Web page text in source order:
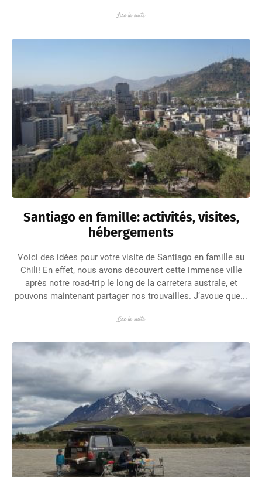
Lire la suite
Santiago en famille: activités, visites,
hébergements
Voici des idées pour votre visite de Santiago en famille au
Chili! En effet, nous avons découvert cette immense ville
après notre road-trip le long de la carretera australe, et
pouvons maintenant partager nos trouvailles. J’avoue que...
Lire la suite